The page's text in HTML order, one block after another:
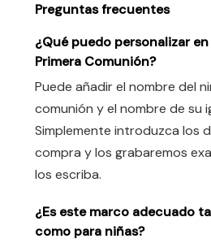
Preguntas frecuentes
¿Qué puedo personalizar
Primera Comunión?
Puede añadir el nombre del
comunión y el nombre de su
Simplemente introduzca los
compra y los grabaremos
los escriba.
¿Es este marco adecuado
como para niñas?